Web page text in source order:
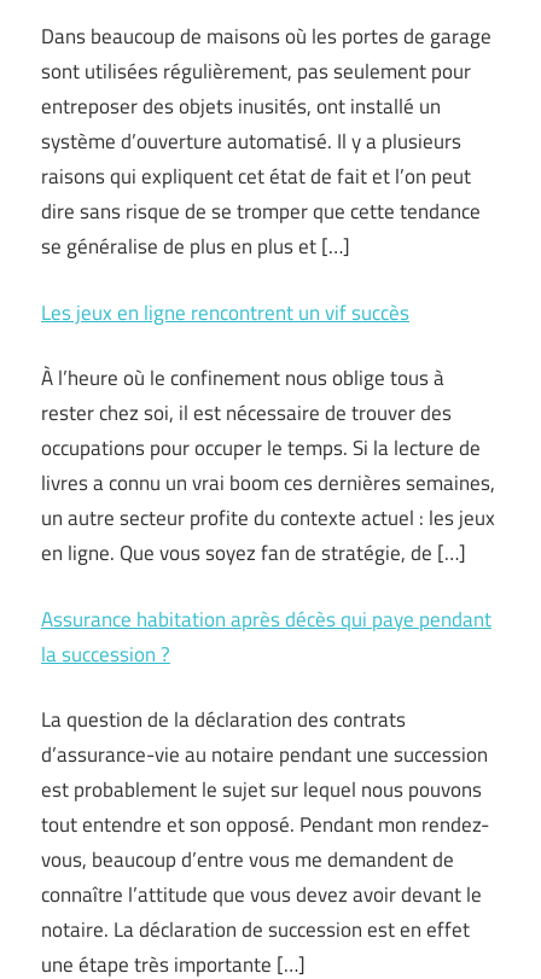
Dans beaucoup de maisons où les portes de garage
sont utilisées régulièrement, pas seulement pour
entreposer des objets inusités, ont installé un
système d’ouverture automatisé. Il y a plusieurs
raisons qui expliquent cet état de fait et l’on peut
dire sans risque de se tromper que cette tendance
se généralise de plus en plus et […]
Les jeux en ligne rencontrent un vif succès
À l’heure où le confinement nous oblige tous à
rester chez soi, il est nécessaire de trouver des
occupations pour occuper le temps. Si la lecture de
livres a connu un vrai boom ces dernières semaines,
un autre secteur profite du contexte actuel : les jeux
en ligne. Que vous soyez fan de stratégie, de […]
Assurance habitation après décès qui paye pendant
la succession ?
La question de la déclaration des contrats
d’assurance-vie au notaire pendant une succession
est probablement le sujet sur lequel nous pouvons
tout entendre et son opposé. Pendant mon rendez-
vous, beaucoup d’entre vous me demandent de
connaître l’attitude que vous devez avoir devant le
notaire. La déclaration de succession est en effet
une étape très importante […]